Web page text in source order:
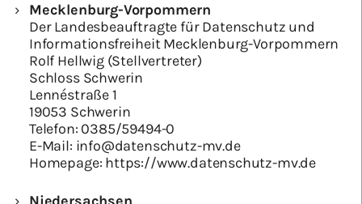
Mecklenburg-Vorpommern
Der Landesbeauftragte für Datenschutz und
Informationsfreiheit Mecklenburg-Vorpommern
Rolf Hellwig (Stellvertreter)
Schloss Schwerin
Lennéstraße 1
19053 Schwerin
Telefon: 0385/59494-0
E-Mail: info@datenschutz-mv.de
Homepage: https://www.datenschutz-mv.de